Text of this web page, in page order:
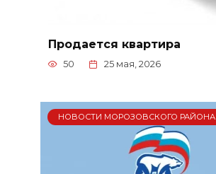
Продается квартира
50 25 мая, 2026
НОВОСТИ МОРОЗОВСКОГО РАЙОНА